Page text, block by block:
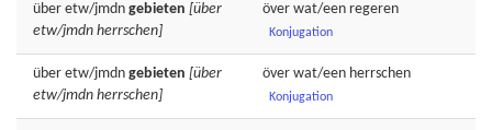
über etw/jmdn gebieten [über
etw/jmdn herrschen]
över wat/een regeren
Konjugation
über etw/jmdn gebieten [über
etw/jmdn herrschen]
över wat/een herrschen
Konjugation